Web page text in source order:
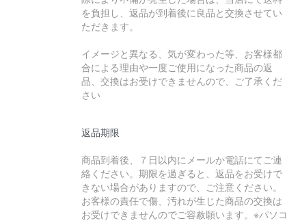
を負担し、返品が到着後に良品と交換させてい
ただきます。
イメージと異なる、気が変わった等、お客様都
合による理由や一度ご使用になった商品の返
品、交換はお受けできませんので、ご了承くだ
さい
返品期限
商品到着後、７日以内にメールか電話にてご連
絡ください。期限を過ぎると、返品をお受けで
きない場合がありますので、ご注意ください。
お客様の責任で傷、汚れが生じた商品の交換は
お受けできませんのでご容赦願います。※パソコ